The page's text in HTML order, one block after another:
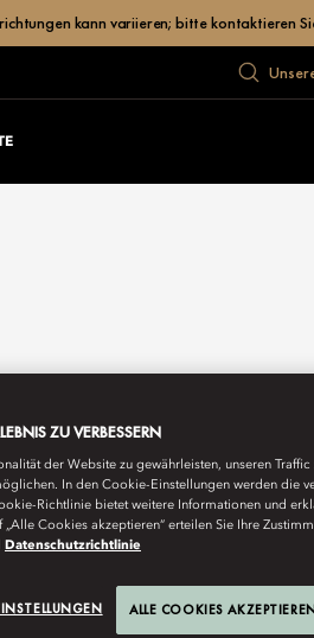
kann variieren; bitte kontaktieren
ZU VERBESSERN
der Website zu gewährleisten, unseren
In den Cookie-Einstellungen werden die
Richtlinie bietet weitere Informationen und
Cookies akzeptieren“ erteilen Sie Ihre
Datenschutzrichtlinie
ALLE COOKIES